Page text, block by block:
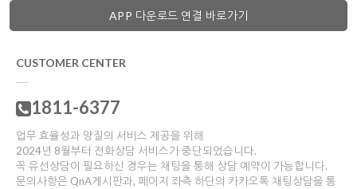
APP 다운로드 연결 바로가기
CUSTOMER CENTER
1811-6377
업무 효율성과 양질의 서비스 제공을 위해
2024년 8월부터 전화상담 서비스가 중단되었습니다.
꼭 유선상담이 필요하신 경우는 채팅을 통해 상담 예약이 가능합니다.
문의사항은 QnA게시판과, 페이지 좌측 하단의 카카오톡 채팅상담을 통